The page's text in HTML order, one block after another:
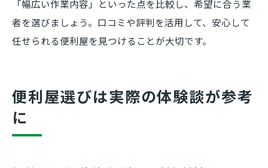
「幅広い作業内容」といった点を比較し、希望に合う業
者を選びましょう。口コミや評判を活用して、安心して
任せられる便利屋を見つけることが大切です。
便利屋選びは実際の体験談が参考
に